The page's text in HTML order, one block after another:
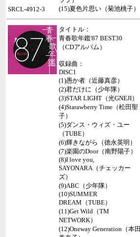
(15)夏色片思い（菊池桃子）
SRCL-4912-3
タイトル：
青春歌年鑑'87 BEST30
（CDアルバム）
収録曲：
DISC1
(1)愚か者（近藤真彦）
(2)君だけに（少年隊）
(3)STAR LIGHT（光GNEJI）
(4)Starawberry Time（松田聖
子）
(5)ダンス・ウィズ・ユー
（TUBE）
(6)輝きながら（徳永英明）
(7)楽園のDoor（南野陽子）
(8)I love you,
SAYONARA（チェッカー
ズ）
(9)ABC（少年隊）
(10)SUMMER
DREAM（TUBE）
(11)Get Wild（TM
NETWORK）
(12)Oneway Generation（本田